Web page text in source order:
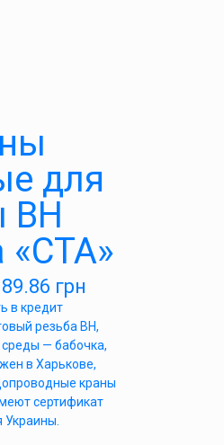
для
ВН
«СТА»
89.86 грн
в кредит
резьба ВН,
— бабочка,
в Харькове,
краны
сертификат
Украины.